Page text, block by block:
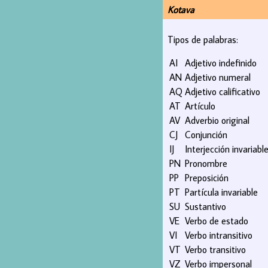
Kotava
Tipos de palabras:
AI Adjetivo indefinido
AN Adjetivo numeral
AQ Adjetivo calificativo
AT Artículo
AV Adverbio original
CJ Conjunción
IJ
Interjección invariable
PN Pronombre
PP Preposición
PT Partícula invariable
SU Sustantivo
VE Verbo de estado
VI
Verbo intransitivo
VT Verbo transitivo
VZ Verbo impersonal